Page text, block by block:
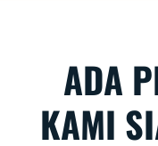
ADA
KAMI